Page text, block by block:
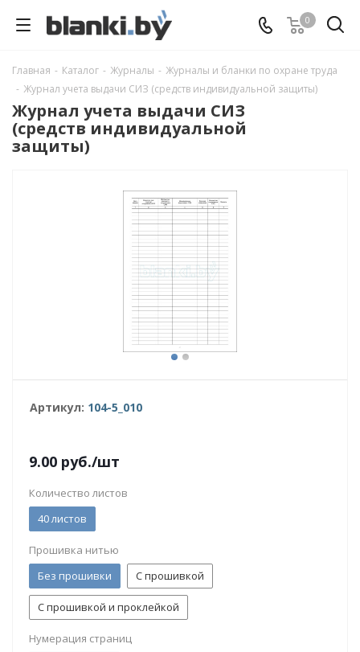
0
Главная - Каталог - Журналы - Журналы и бланки по охране труда
- Журнал учета выдачи СИЗ (средств индивидуальной защиты)
Журнал учета выдачи СИЗ
(средств индивидуальной
защиты)
Артикул: 104-5_010
9.00 руб./шт
Количество листов
40 листов
Прошивка нитью
Без прошивки
С прошивкой
С прошивкой и проклейкой
Нумерация страниц